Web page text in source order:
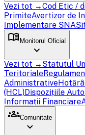
Vezi tot →Cod Etic /
PrimiteAvertizor de
Implementare SNA
menu_book Monitorul Oficial
expand_more
Vezi tot → Statutul
Teritoriale
Administrative
(HCL)Dispozițiile
Informații Financiare
groupsComunitate
expand_more